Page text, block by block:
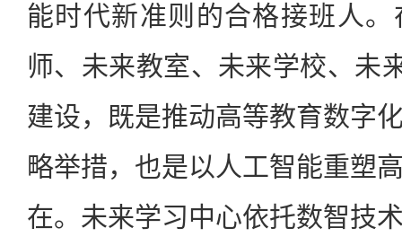
能时代新准则的合格接班人
师、未来教室、未来学校、未
建设，既是推动高等教育数字
略举措，也是以人工智能重塑
在。未来学习中心依托数智技